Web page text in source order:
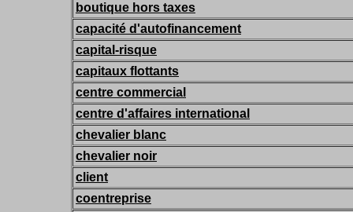
boutique hors taxes
capacité d'autofinancement
capital-risque
capitaux flottants
centre commercial
centre d'affaires international
chevalier blanc
chevalier noir
client
coentreprise